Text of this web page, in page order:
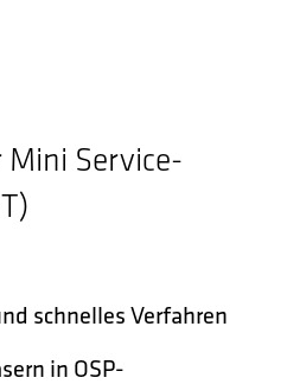
Mini Service-
schnelles Verfahren
in OSP-